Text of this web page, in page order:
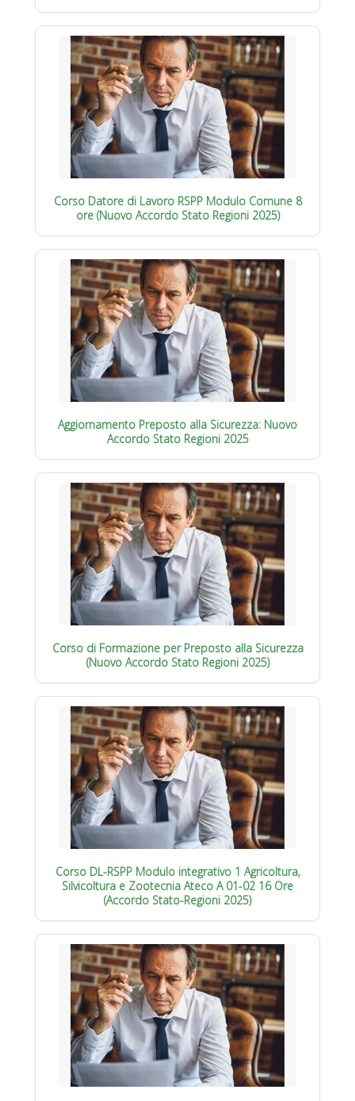
Corso Datore di Lavoro RSPP Modulo Comune 8
ore (Nuovo Accordo Stato Regioni 2025)
Aggiornamento Preposto alla Sicurezza: Nuovo
Accordo Stato Regioni 2025
Corso di Formazione per Preposto alla Sicurezza
(Nuovo Accordo Stato Regioni 2025)
Corso DL-RSPP Modulo integrativo 1 Agricoltura,
Silvicoltura e Zootecnia Ateco A 01-02 16 Ore
(Accordo Stato-Regioni 2025)